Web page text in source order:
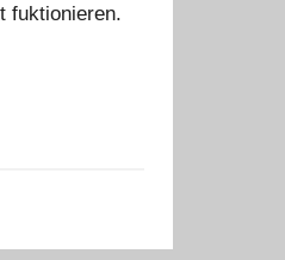
fuktionieren.